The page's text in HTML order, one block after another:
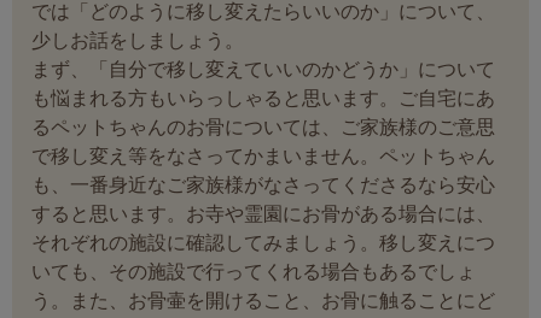
では「どのように移し変えたらいいのか」について、
少しお話をしましょう。
まず、「自分で移し変えていいのかどうか」について
も悩まれる方もいらっしゃると思います。ご自宅にあ
るペットちゃんのお骨については、ご家族様のご意思
で移し変え等をなさってかまいません。ペットちゃん
も、一番身近なご家族様がなさってくださるなら安心
すると思います。お寺や霊園にお骨がある場合には、
それぞれの施設に確認してみましょう。移し変えにつ
いても、その施設で行ってくれる場合もあるでしょ
う。また、お骨壷を開けること、お骨に触ることにど